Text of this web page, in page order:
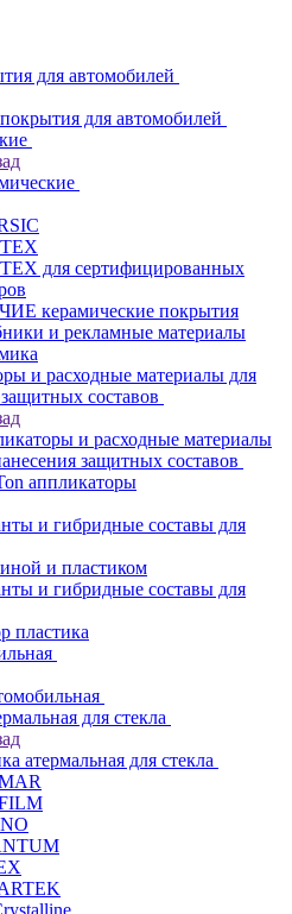
для автомобилей
для автомобилей
для сертифицированных
керамические покрытия
и рекламные материалы
и расходные материалы для
составов
и расходные материалы
защитных составов
аппликаторы
и гибридные составы для
и пластиком
и гибридные составы для
пластика
для стекла
атермальная для стекла